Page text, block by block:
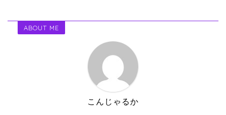
ABOUT ME
こんじゃるか